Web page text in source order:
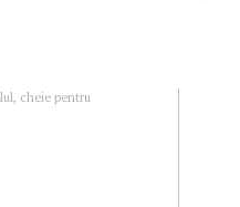
cheie pentru